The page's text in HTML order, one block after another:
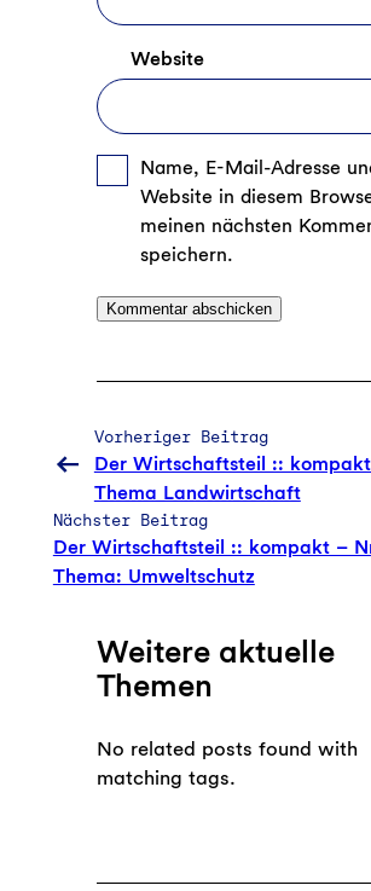
Website
Name, E-Mail-Adresse
Website in diesem
meinen nächsten
speichern.
Vorheriger Beitrag
Der Wirtschaftsteil ::
Thema Landwirtschaft
Nächster Beitrag
Der Wirtschaftsteil :: kompakt –
Thema: Umweltschutz
Weitere aktuelle
Themen
No related posts found with
matching tags.